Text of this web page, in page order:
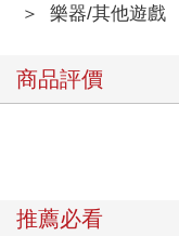
＞
樂器/其他遊戲
商品評價
推薦必看